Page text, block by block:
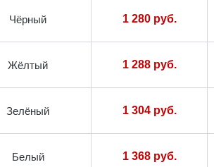
Чёрный 1 280 руб.
Жёлтый 1 288 руб.
Зелёный 1 304 руб.
Белый 1 368 руб.